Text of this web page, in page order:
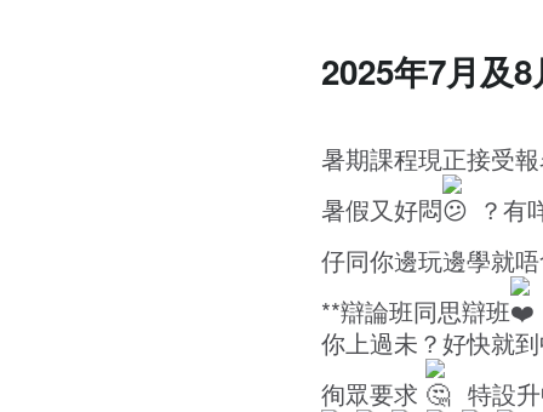
2025年7月及
暑期課程現正接受
暑假又好悶
？有
仔同你邊玩邊學就
**辯論班同思辯班
你上過未？好快就
徇眾要求
特設